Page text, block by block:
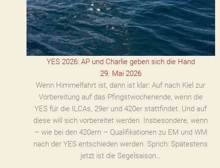
YES 2026: AP und Charlie geben sich die Hand
29. Mai 2026
Wenn Himmelfahrt ist, dann ist klar: Auf nach Kiel zur
Vorbereitung auf das Pfingstwochenende, wenn die
YES für die ILCAs, 29er und 420er stattfindet. Und auf
diese will sich vorbereitet werden. Insbesondere, wenn
– wie bei den 420ern – Qualifikationen zu EM und WM
nach der YES entschieden werden. Sprich: Spätestens
jetzt ist die Segelsaison…